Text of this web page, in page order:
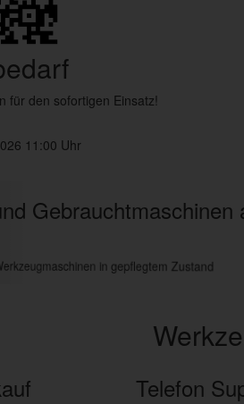
für den sofortigen Einsatz!
11:00 Uhr
auf
in gepflegtem Zustand
Telefon